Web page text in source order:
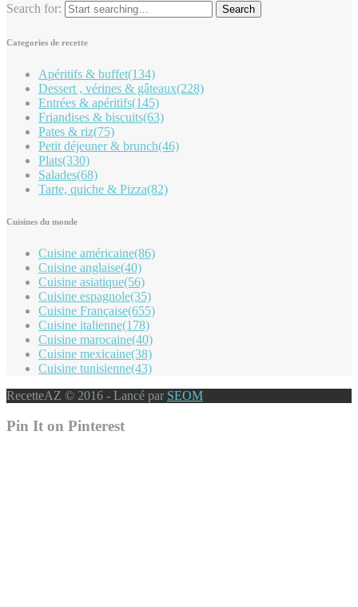
Search for:
Categories de recette
Apéritifs & buffet(134)
Dessert , vérines & gâteaux(228)
Entrées & apéritifs(145)
Friandises & biscuits(63)
Pates & riz(75)
Petit déjeuner & brunch(46)
Plats(330)
Salades(68)
Tarte, quiche & Pizza(82)
Cuisines du monde
Cuisine américaine(86)
Cuisine anglaise(40)
Cuisine asiatique(56)
Cuisine espagnole(35)
Cuisine Française(655)
Cuisine italienne(178)
Cuisine marocaine(40)
Cuisine mexicaine(38)
Cuisine tunisienne(43)
RecetteAZ © 2016 - Lancé par SEOM
Pin It on Pinterest